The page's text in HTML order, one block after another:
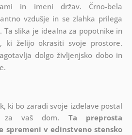
in imeni držav. Črno-bela
vzdušje in se zlahka prilega
Ta slika je idealna za popotnike in
ki želijo okrasiti svoje prostore.
dolgo življenjsko dobo in
ki bo zaradi svoje izdelave postal
za vaš dom. Ta preprosta
spremeni v edinstveno stensko